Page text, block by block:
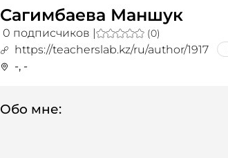
Сагимбаева Маншук
0 подписчиков | (0)
https://teacherslab.kz/ru/author/1917
-, -
Обо мне: